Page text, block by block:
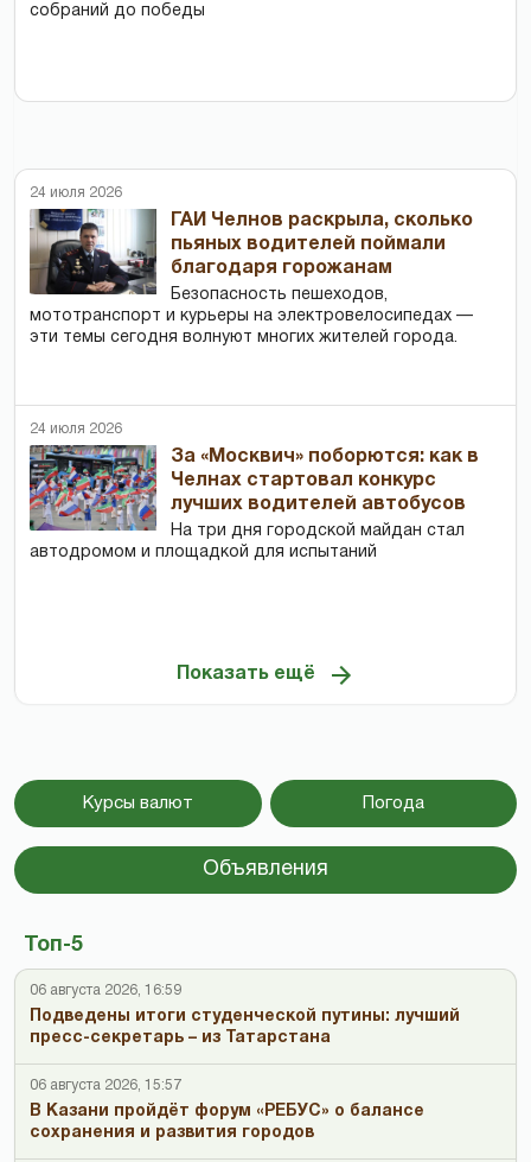
собраний до победы
24 июля 2026
ГАИ Челнов раскрыла, сколько
пьяных водителей поймали
благодаря горожанам
Безопасность пешеходов,
мототранспорт и курьеры на электровелосипедах —
эти темы сегодня волнуют многих жителей города.
24 июля 2026
За «Москвич» поборются: как в
Челнах стартовал конкурс
лучших водителей автобусов
На три дня городской майдан стал
автодромом и площадкой для испытаний
Показать ещё
Курсы валют Погода
Объявления
Топ-5
06 августа 2026, 16:59
Подведены итоги студенческой путины: лучший
пресс-секретарь – из Татарстана
06 августа 2026, 15:57
В Казани пройдёт форум «РЕБУС» о балансе
сохранения и развития городов